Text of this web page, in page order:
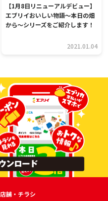
【1月8日リニューアルデビュー】
エブリイおいしい物語～本日の畑
から～シリーズをご紹介します！
2021.01.04
店舗・チラシ